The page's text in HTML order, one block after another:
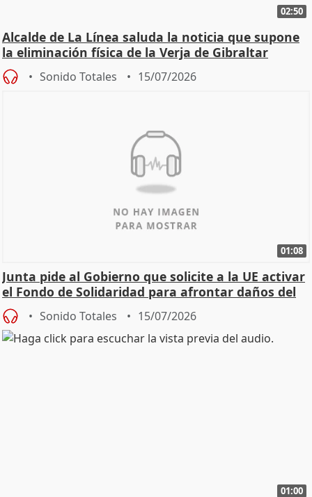
02:50
Alcalde de La Línea saluda la noticia que supone
la eliminación física de la Verja de Gibraltar
Sonido Totales 15/07/2026
01:08
Junta pide al Gobierno que solicite a la UE activar
el Fondo de Solidaridad para afrontar daños del
Sonido Totales 15/07/2026
01:00